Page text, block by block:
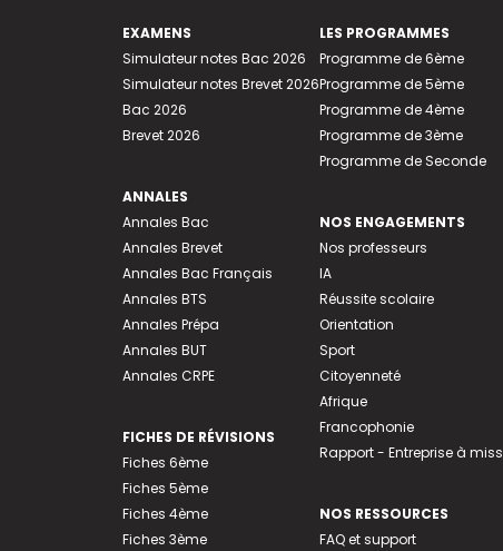
EXAMENS
Simulateur notes Bac 2026
Simulateur notes Brevet 2026
Bac 2026
Brevet 2026
ANNALES
Annales Bac
Annales Brevet
Annales Bac Français
Annales BTS
Annales Prépa
Annales BUT
Annales CRPE
FICHES DE RÉVISIONS
Fiches 6ème
Fiches 5ème
Fiches 4ème
Fiches 3ème
LES PROGRAMMES
Programme de 6ème
Programme de 5ème
Programme de 4ème
Programme de 3ème
Programme de Seconde
NOS ENGAGEMENTS
Nos professeurs
IA
Réussite scolaire
Orientation
Sport
Citoyenneté
Afrique
Francophonie
Rapport - Entreprise à
NOS RESSOURCES
FAQ et support